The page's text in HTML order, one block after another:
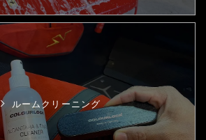
ルームクリーニング